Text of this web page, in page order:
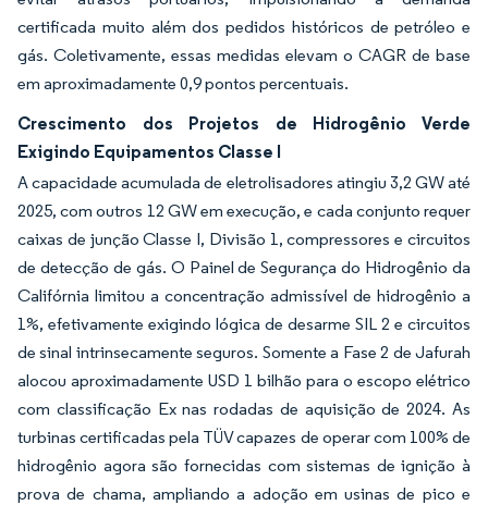
certificada muito além dos pedidos históricos de petróleo e
gás. Coletivamente, essas medidas elevam o CAGR de base
em aproximadamente 0,9 pontos percentuais.
Crescimento dos Projetos de Hidrogênio Verde
Exigindo Equipamentos Classe I
A capacidade acumulada de eletrolisadores atingiu 3,2 GW até
2025, com outros 12 GW em execução, e cada conjunto requer
caixas de junção Classe I, Divisão 1, compressores e circuitos
de detecção de gás. O Painel de Segurança do Hidrogênio da
Califórnia limitou a concentração admissível de hidrogênio a
1%, efetivamente exigindo lógica de desarme SIL 2 e circuitos
de sinal intrinsecamente seguros. Somente a Fase 2 de Jafurah
alocou aproximadamente USD 1 bilhão para o escopo elétrico
com classificação Ex nas rodadas de aquisição de 2024. As
turbinas certificadas pela TÜV capazes de operar com 100% de
hidrogênio agora são fornecidas com sistemas de ignição à
prova de chama, ampliando a adoção em usinas de pico e